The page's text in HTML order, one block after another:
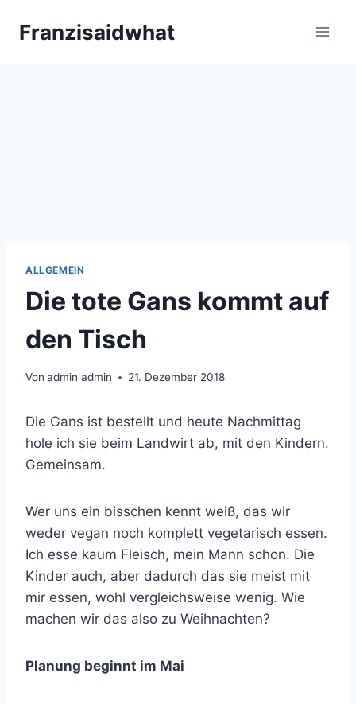
InhaltFranzisaidwhat
ALLGEMEIN
Die tote Gans kommt auf
den Tisch
Von admin admin 21. Dezember 2018
Die Gans ist bestellt und heute Nachmittag
hole ich sie beim Landwirt ab, mit den Kindern.
Gemeinsam.
Wer uns ein bisschen kennt weiß, das wir
weder vegan noch komplett vegetarisch essen.
Ich esse kaum Fleisch, mein Mann schon. Die
Kinder auch, aber dadurch das sie meist mit
mir essen, wohl vergleichsweise wenig. Wie
machen wir das also zu Weihnachten?
Planung beginnt im Mai